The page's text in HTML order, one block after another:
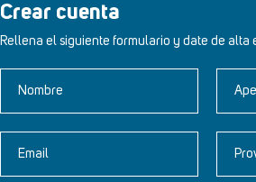
Crear cuenta
Rellena el siguiente formulario y date de alta
Nombre
Email